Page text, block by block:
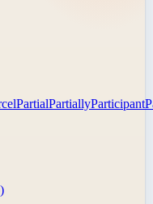
PartialPartiallyParticipant